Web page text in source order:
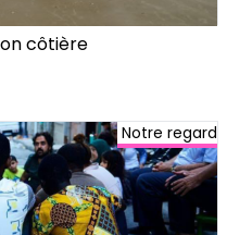
côtière
Notre regard